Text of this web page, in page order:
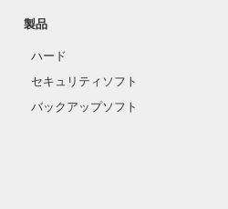
製品
ハード
セキュリティソフト
バックアップソフト